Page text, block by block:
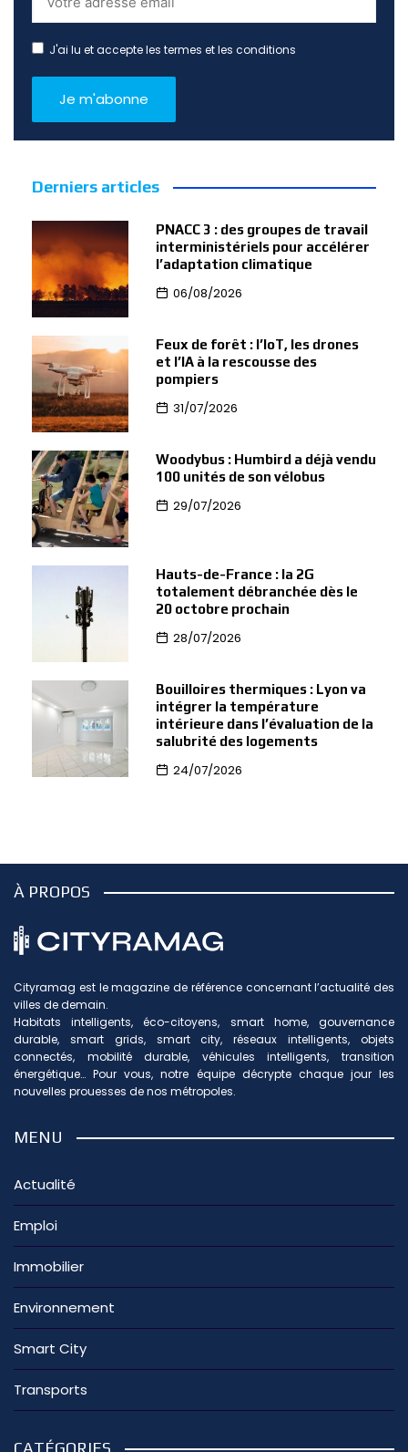
J'ai lu et accepte les termes et les conditions
Derniers articles
PNACC 3 : des groupes de travail
interministériels pour accélérer
l’adaptation climatique
06/08/2026
Feux de forêt : l’IoT, les drones
et l’IA à la rescousse des
pompiers
31/07/2026
Woodybus : Humbird a déjà vendu
100 unités de son vélobus
29/07/2026
Hauts-de-France : la 2G
totalement débranchée dès le
20 octobre prochain
28/07/2026
Bouilloires thermiques : Lyon va
intégrer la température
intérieure dans l’évaluation de la
salubrité des logements
24/07/2026
À PROPOS
Cityramag est le magazine de référence concernant l’actualité des
villes de demain.
Habitats intelligents, éco-citoyens, smart home, gouvernance
durable, smart grids, smart city, réseaux intelligents, objets
connectés, mobilité durable, véhicules intelligents, transition
énergétique… Pour vous, notre équipe décrypte chaque jour les
nouvelles prouesses de nos métropoles.
MENU
Actualité
Emploi
Immobilier
Environnement
Smart City
Transports
CATÉGORIES